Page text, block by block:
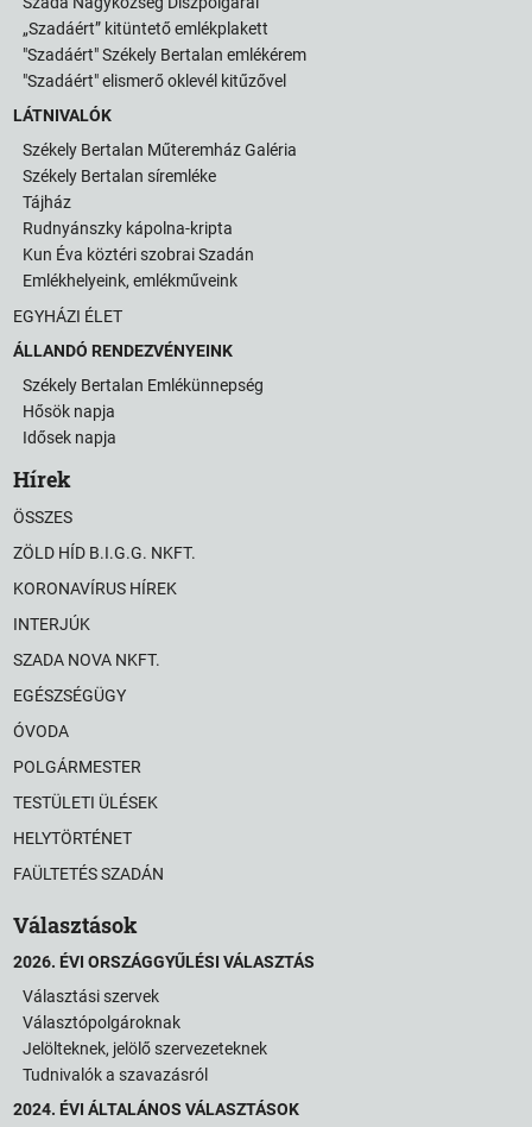
„Szadáért” kitüntető emlékplakett
"Szadáért" Székely Bertalan emlékérem
"Szadáért" elismerő oklevél kitűzővel
LÁTNIVALÓK
Székely Bertalan Műteremház Galéria
Székely Bertalan síremléke
Tájház
Rudnyánszky kápolna-kripta
Kun Éva köztéri szobrai Szadán
Emlékhelyeink, emlékműveink
EGYHÁZI ÉLET
ÁLLANDÓ RENDEZVÉNYEINK
Székely Bertalan Emlékünnepség
Hősök napja
Idősek napja
Hírek
ÖSSZES
ZÖLD HÍD B.I.G.G. NKFT.
KORONAVÍRUS HÍREK
INTERJÚK
SZADA NOVA NKFT.
EGÉSZSÉGÜGY
ÓVODA
POLGÁRMESTER
TESTÜLETI ÜLÉSEK
HELYTÖRTÉNET
FAÜLTETÉS SZADÁN
Választások
2026. ÉVI ORSZÁGGYŰLÉSI VÁLASZTÁS
Választási szervek
Választópolgároknak
Jelölteknek, jelölő szervezeteknek
Tudnivalók a szavazásról
2024. ÉVI ÁLTALÁNOS VÁLASZTÁSOK